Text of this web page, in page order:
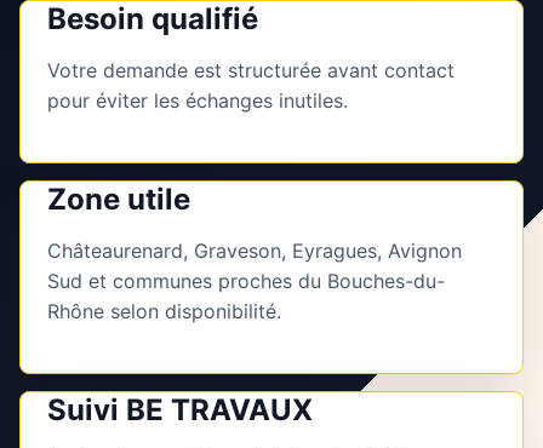
Besoin qualifié
Votre demande est structurée avant contact
pour éviter les échanges inutiles.
Zone utile
Châteaurenard, Graveson, Eyragues, Avignon
Sud et communes proches du Bouches-du-
Rhône selon disponibilité.
Suivi BE TRAVAUX